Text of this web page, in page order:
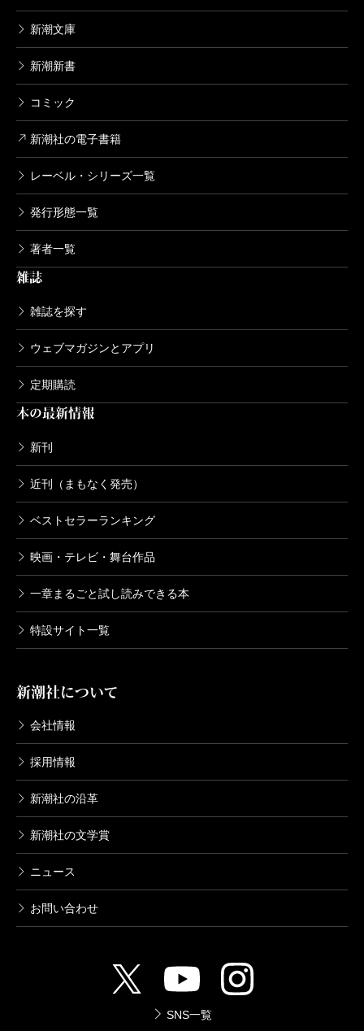
新潮文庫
新潮新書
コミック
新潮社の電子書籍
レーベル・シリーズ一覧
発行形態一覧
著者一覧
雑誌
雑誌を探す
ウェブマガジンとアプリ
定期購読
本の最新情報
新刊
近刊（まもなく発売）
ベストセラーランキング
映画・テレビ・舞台作品
一章まるごと試し読みできる本
特設サイト一覧
新潮社について
会社情報
採用情報
新潮社の沿革
新潮社の文学賞
ニュース
お問い合わせ
SNS一覧